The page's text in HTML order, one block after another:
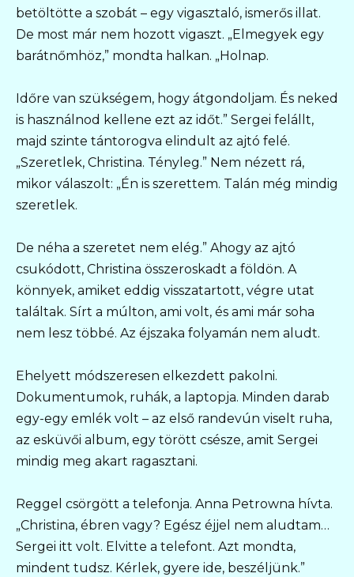
betöltötte a szobát – egy vigasztaló, ismerős illat.
De most már nem hozott vigaszt. „Elmegyek egy
barátnőmhöz,” mondta halkan. „Holnap.
Időre van szükségem, hogy átgondoljam. És neked
is használnod kellene ezt az időt.” Sergei felállt,
majd szinte tántorogva elindult az ajtó felé.
„Szeretlek, Christina. Tényleg.” Nem nézett rá,
mikor válaszolt: „Én is szerettem. Talán még mindig
szeretlek.
De néha a szeretet nem elég.” Ahogy az ajtó
csukódott, Christina összeroskadt a földön. A
könnyek, amiket eddig visszatartott, végre utat
találtak. Sírt a múlton, ami volt, és ami már soha
nem lesz többé. Az éjszaka folyamán nem aludt.
Ehelyett módszeresen elkezdett pakolni.
Dokumentumok, ruhák, a laptopja. Minden darab
egy-egy emlék volt – az első randevún viselt ruha,
az esküvői album, egy törött csésze, amit Sergei
mindig meg akart ragasztani.
Reggel csörgött a telefonja. Anna Petrowna hívta.
„Christina, ébren vagy? Egész éjjel nem aludtam…
Sergei itt volt. Elvitte a telefont. Azt mondta,
mindent tudsz. Kérlek, gyere ide, beszéljünk.”